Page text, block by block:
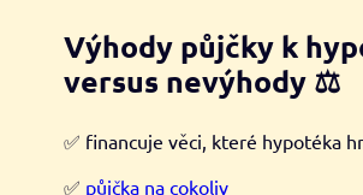
Výhody půjčky k
versus nevýhody⚖️
✅ financuje věci, které hypotéka
✅ půjčka na cokoliv